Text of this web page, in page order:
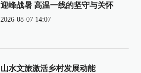
迎峰战暑 高温一线的坚守与关怀
2026-08-07 14:07
山水文旅激活乡村发展动能